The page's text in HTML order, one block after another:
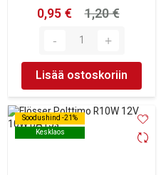
0,95 €
1,20 €
Lisää ostoskoriin
Soodushind -21%
Kesklaos
Soodushind -21%
Kesklaos